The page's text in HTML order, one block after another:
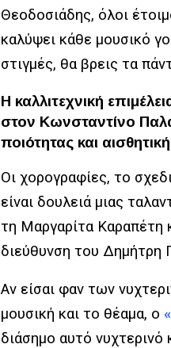
Θεοδοσιάδης, όλοι
καλύψει κάθε μουσικό
στιγμές, θα βρεις τα
Η καλλιτεχνική
στον Κωνσταντίνο
ποιότητας και
Οι χορογραφίες, το
είναι δουλειά μιας
τη Μαργαρίτα Καραπέτη
διεύθυνση του Δημήτρη
Αν είσαι φαν των
μουσική και το θέαμα, ο «
διάσημο αυτό νυχτερινό